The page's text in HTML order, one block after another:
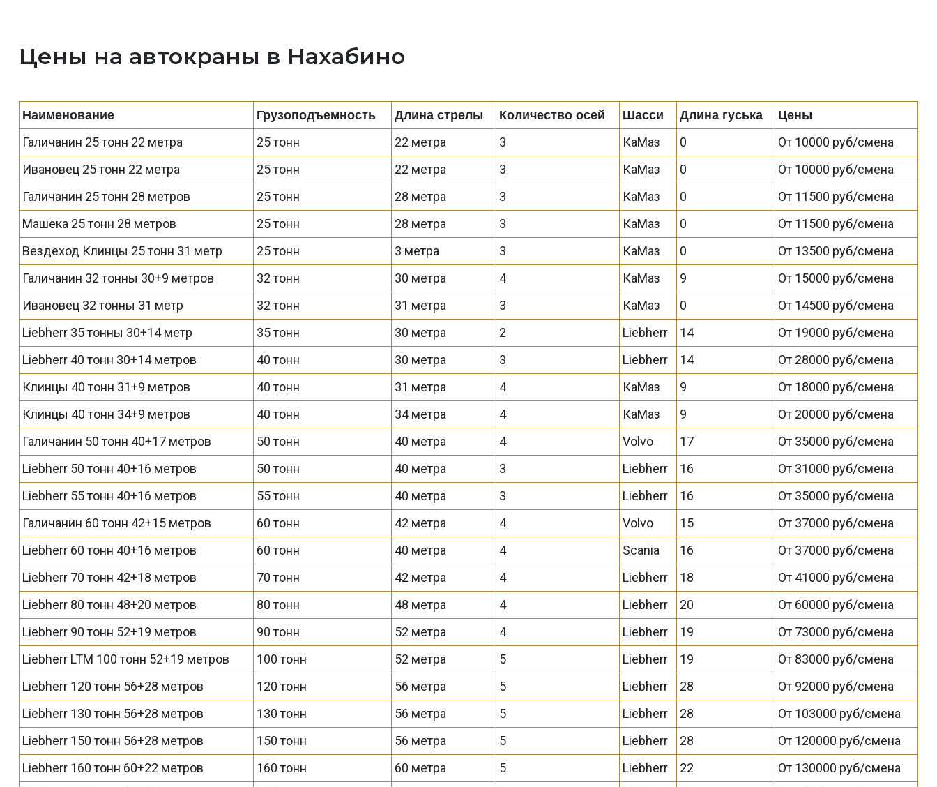
Цены на автокраны в Нахабино
Наименование Грузоподъемность Длина стрелы Количество осей Шасси Длина гуська Цены
Галичанин 25 тонн 22 метра 25 тонн 22 метра 3 КаМаз 0
От 10000 руб/смена
Ивановец 25 тонн 22 метра
25 тонн 22 метра 3 КаМаз 0
От 10000 руб/смена
Галичанин 25 тонн 28 метров
25 тонн 28 метра 3 КаМаз 0
От 11500 руб/смена
Машека 25 тонн 28 метров
25 тонн 28 метра 3 КаМаз 0
От 11500 руб/смена
Вездеход Клинцы 25 тонн 31 метр
25 тонн 3 метра 3 КаМаз 0
От 13500 руб/смена
Галичанин 32 тонны 30+9 метров
32 тонн 30 метра 4 КаМаз 9
От 15000 руб/смена
Ивановец 32 тонны 31 метр
32 тонн 31 метра 3 КаМаз 0
От 14500 руб/смена
Liebherr 35 тонны 30+14 метр
35 тонн 30 метра 2 Liebherr 14
От 19000 руб/смена
Liebherr 40 тонн 30+14 метров
40 тонн 30 метра 3 Liebherr 14
От 28000 руб/смена
Клинцы 40 тонн 31+9 метров
40 тонн 31 метра 4 КаМаз 9
От 18000 руб/смена
Клинцы 40 тонн 34+9 метров
40 тонн 34 метра 4 КаМаз 9
От 20000 руб/смена
Галичанин 50 тонн 40+17 метров
50 тонн 40 метра 4 Volvo 17
От 35000 руб/смена
Liebherr 50 тонн 40+16 метров
50 тонн 40 метра 3 Liebherr 16
От 31000 руб/смена
Liebherr 55 тонн 40+16 метров
55 тонн 40 метра 3 Liebherr 16
От 35000 руб/смена
Галичанин 60 тонн 42+15 метров
60 тонн 42 метра 4 Volvo 15
От 37000 руб/смена
Liebherr 60 тонн 40+16 метров
60 тонн 40 метра 4 Scania 16
От 37000 руб/смена
Liebherr 70 тонн 42+18 метров
70 тонн 42 метра 4 Liebherr 18
От 41000 руб/смена
Liebherr 80 тонн 48+20 метров
80 тонн 48 метра 4 Liebherr 20
От 60000 руб/смена
Liebherr 90 тонн 52+19 метров
90 тонн 52 метра 4 Liebherr 19
От 73000 руб/смена
Liebherr LTM 100 тонн 52+19 метров
100 тонн 52 метра 5 Liebherr 19
От 83000 руб/смена
Liebherr 120 тонн 56+28 метров
120 тонн 56 метра 5 Liebherr 28
От 92000 руб/смена
Liebherr 130 тонн 56+28 метров
130 тонн 56 метра 5 Liebherr 28
От 103000 руб/смена
Liebherr 150 тонн 56+28 метров
150 тонн 56 метра 5 Liebherr 28
От 120000 руб/смена
Liebherr 160 тонн 60+22 метров
160 тонн 60 метра 5 Liebherr 22
От 130000 руб/смена